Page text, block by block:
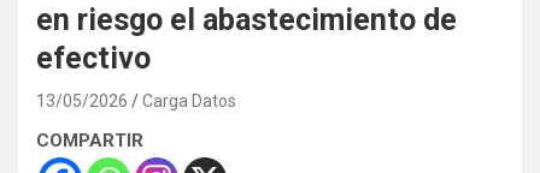
en riesgo el abastecimiento de
efectivo
13/05/2026 Carga Datos
COMPARTIR